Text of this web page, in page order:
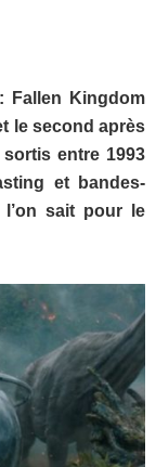
Fallen Kingdom
le second après
entre 1993
et bandes-
sait pour le